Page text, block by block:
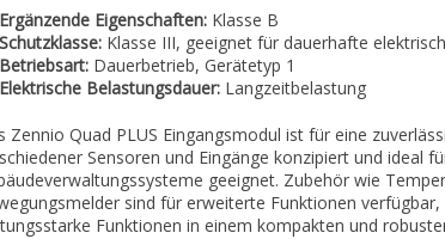
Ergänzende Eigenschaften: Klasse B
Schutzklasse: Klasse III, geeignet für dauerhafte
Betriebsart: Dauerbetrieb, Gerätetyp 1
Elektrische Belastungsdauer: Langzeitbelastung
Zennio Quad PLUS Eingangsmodul ist für eine
Sensoren und Eingänge konzipiert und ideal
geeignet. Zubehör wie
sind für erweiterte Funktionen
Funktionen in einem kompakten und